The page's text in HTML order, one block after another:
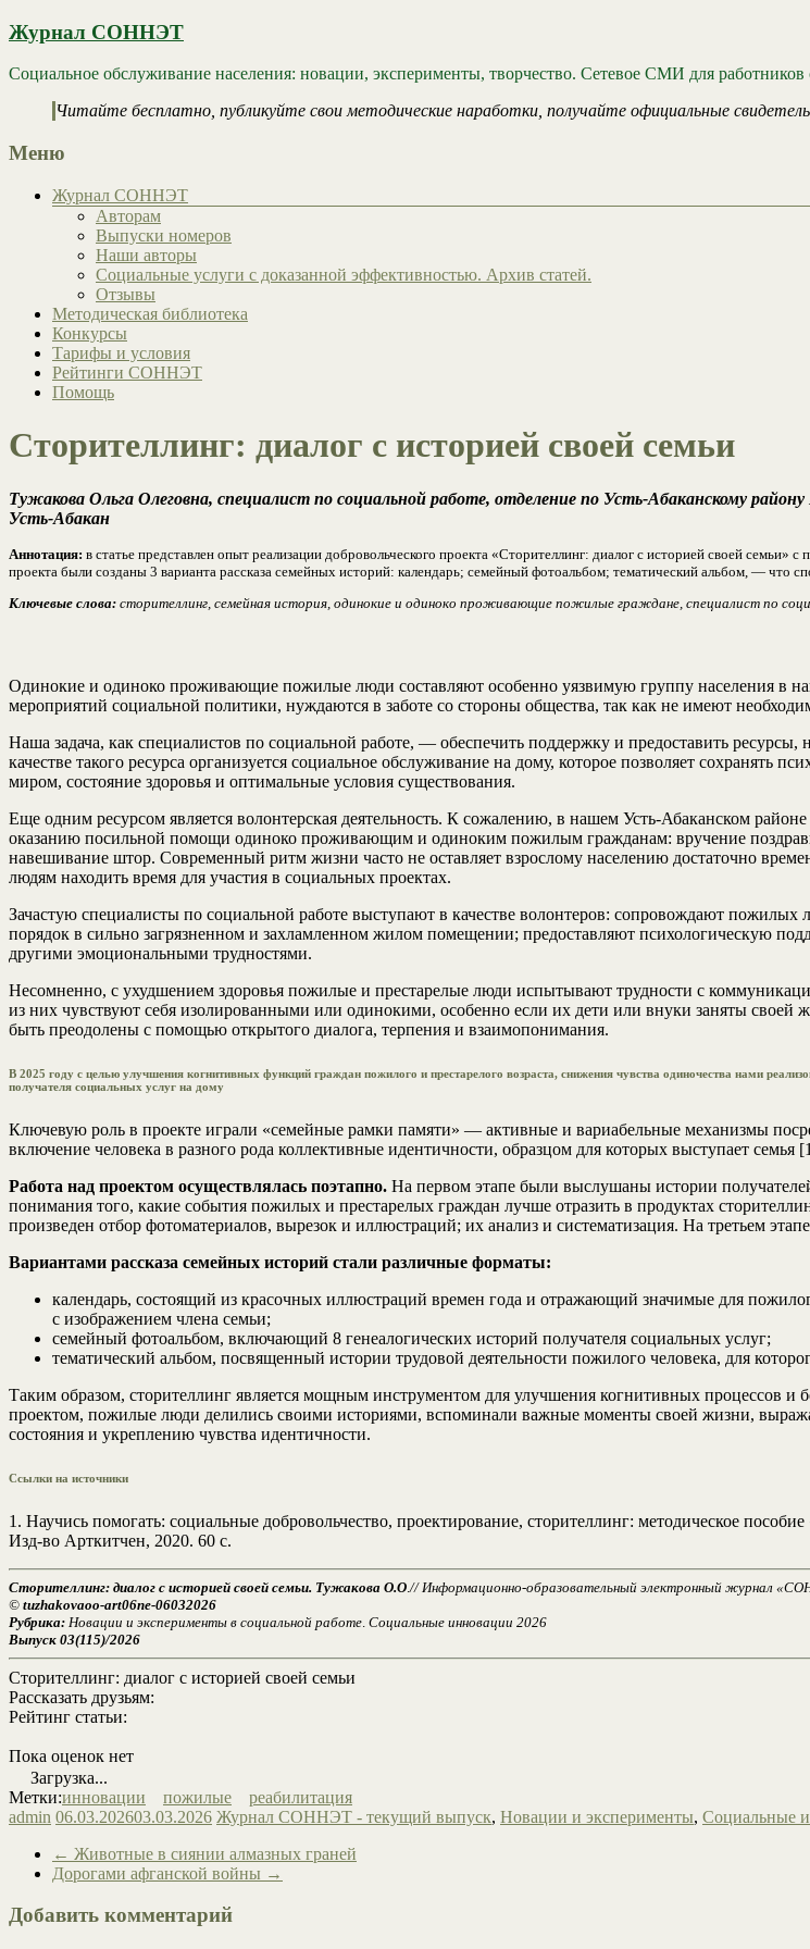
Журнал СОННЭТ
Социальное обслуживание населения: новации, эксперименты, творчество. Сетевое СМИ для
Читайте бесплатно, публикуйте свои методические наработки, получайте официальные
Меню
Журнал СОННЭТ
Авторам
Выпуски номеров
Наши авторы
Социальные услуги с доказанной эффективностью. Архив статей.
Отзывы
Методическая библиотека
Конкурсы
Тарифы и условия
Рейтинги СОННЭТ
Помощь
Сторителлинг: диалог с историей своей семьи
Тужакова Ольга Олеговна, специалист по социальной работе, отделение по Усть-Абаканскому
Усть-Абакан
Аннотация: в статье представлен опыт реализации добровольческого проекта «Сторителлинг: диалог с историей своей
проекта были созданы 3 варианта рассказа семейных историй: календарь; семейный фотоальбом; тематический альбом, —
Ключевые слова: сторителлинг, семейная история, одинокие и одиноко проживающие пожилые граждане, специалист по
Одинокие и одиноко проживающие пожилые люди составляют особенно уязвимую группу населения в
мероприятий социальной политики, нуждаются в заботе со стороны общества, так как не имеют
Наша задача, как специалистов по социальной работе, — обеспечить поддержку и предоставить
качестве такого ресурса организуется социальное обслуживание на дому, которое позволяет сохранять
миром, состояние здоровья и оптимальные условия существования.
Еще одним ресурсом является волонтерская деятельность. К сожалению, в нашем Усть-Абаканском
оказанию посильной помощи одиноко проживающим и одиноким пожилым гражданам: вручение
навешивание штор. Современный ритм жизни часто не оставляет взрослому населению достаточно
людям находить время для участия в социальных проектах.
Зачастую специалисты по социальной работе выступают в качестве волонтеров: сопровождают
порядок в сильно загрязненном и захламленном жилом помещении; предоставляют психологическую
другими эмоциональными трудностями.
Несомненно, с ухудшением здоровья пожилые и престарелые люди испытывают трудности с
из них чувствуют себя изолированными или одинокими, особенно если их дети или внуки заняты
быть преодолены с помощью открытого диалога, терпения и взаимопонимания.
В 2025 году с целью улучшения когнитивных функций граждан пожилого и престарелого возраста, снижения чувства одиночества нами
получателя социальных услуг на дому
Ключевую роль в проекте играли «семейные рамки памяти» — активные и вариабельные механизмы
включение человека в разного рода коллективные идентичности, образцом для которых выступает семья
Работа над проектом осуществлялась поэтапно. На первом этапе были выслушаны истории
понимания того, какие события пожилых и престарелых граждан лучше отразить в продуктах
произведен отбор фотоматериалов, вырезок и иллюстраций; их анализ и систематизация. На третьем
Вариантами рассказа семейных историй стали различные форматы:
календарь, состоящий из красочных иллюстраций времен года и отражающий значимые для
с изображением члена семьи;
семейный фотоальбом, включающий 8 генеалогических историй получателя социальных услуг;
тематический альбом, посвященный истории трудовой деятельности пожилого человека, для
Таким образом, сторителлинг является мощным инструментом для улучшения когнитивных процессов
проектом, пожилые люди делились своими историями, вспоминали важные моменты своей жизни,
состояния и укреплению чувства идентичности.
Ссылки на источники
1. Научись помогать: социальные добровольчество, проектирование, сторителлинг: методическое
Изд-во Арткитчен, 2020. 60 с.
Сторителлинг: диалог с историей своей семьи. Тужакова О.О // Информационно-образовательный электронный журнал
© tuzhakovaoo-art06ne-06032026
Рубрика: Новации и эксперименты в социальной работе Социальные инновации 2026
Выпуск 03(115)/2026
Сторителлинг: диалог с историей своей семьи
Рассказать друзьям:
Рейтинг статьи:
Пока оценок нет
Загрузка...
Метки:инновации пожилые
реабилитация
admin 06.03.202603.03.2026 Журнал СОННЭТ - текущий выпуск, Новации и эксперименты, Социальные
← Животные в сиянии алмазных граней
Дорогами афганской войны →
Добавить комментарий